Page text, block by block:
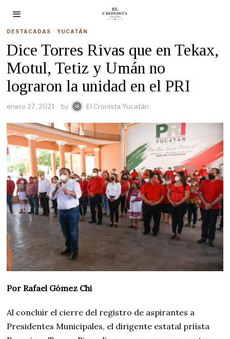
DESTACADAS · YUCATÁN
Dice Torres Rivas que en Tekax,
Motul, Tetiz y Umán no
lograron la unidad en el PRI
enero 27, 2021 by El Cronista Yucatán
Por Rafael Gómez Chi
Al concluir el cierre del registro de aspirantes a
Presidentes Municipales, el dirigente estatal priísta